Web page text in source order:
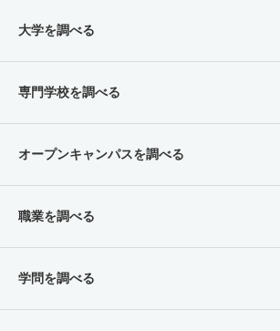
大学を調べる
専門学校を調べる
オープンキャンパスを調べる
職業を調べる
学問を調べる